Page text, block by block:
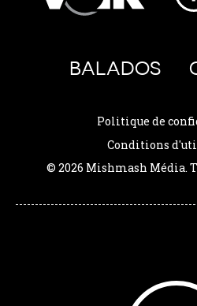
BALADOS
Politique de
Conditions
© 2026 Mishmash Média.